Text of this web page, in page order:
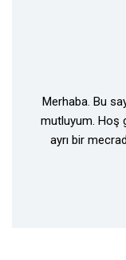
Merhaba. Bu
mutluyum. Hoş
ayrı bir